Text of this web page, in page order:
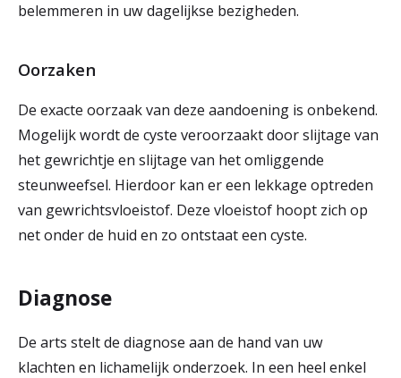
belemmeren in uw dagelijkse bezigheden.
Oorzaken
De exacte oorzaak van deze aandoening is onbekend.
Mogelijk wordt de cyste veroorzaakt door slijtage van
het gewrichtje en slijtage van het omliggende
steunweefsel. Hierdoor kan er een lekkage optreden
van gewrichtsvloeistof. Deze vloeistof hoopt zich op
net onder de huid en zo ontstaat een cyste.
Diagnose
De arts stelt de diagnose aan de hand van uw
klachten en lichamelijk onderzoek. In een heel enkel